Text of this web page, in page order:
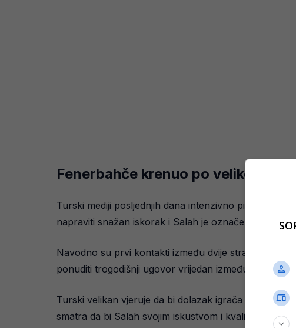
Fenerbahče krenuo po veliko
Turski mediji posljednjih dana intenzivno pišu kako
napraviti snažan iskorak i Salah je označen kao
Navodno su prvi kontakti između dvije strane već
ponuditi trogodišnji ugovor vrijedan između 12 i 13
Turski velikan vjeruje da bi dolazak igrača takvog
smatra da bi Salah svojim iskustvom i kvalitetom